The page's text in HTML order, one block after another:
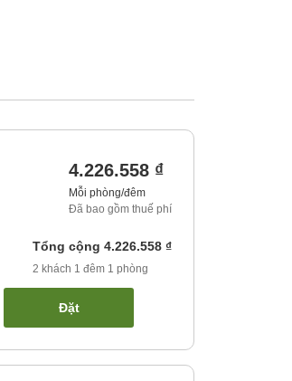
4.226.558 ₫
Mỗi phòng/đêm
Đã bao gồm thuế phí
Tổng cộng 4.226.558 ₫
2 khách 1 đêm 1 phòng
Đặt